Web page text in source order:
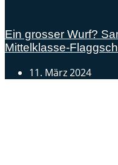
Ein grosser Wurf?
Mittelklasse-
11. März 2024